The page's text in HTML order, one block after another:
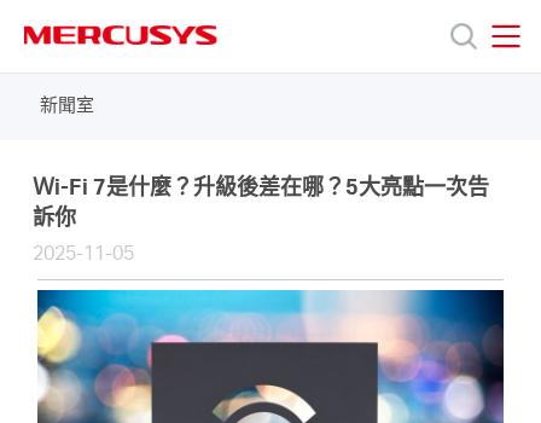
navigation
新聞室
Ｗi-Fi 7是什麼？升級後差在哪？5大亮點一次告
訴你
2025-11-05